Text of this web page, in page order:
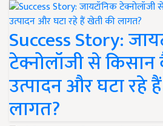
Success Story:
टेक्नोलॉजी से
उत्पादन और घटा रहे
लागत?